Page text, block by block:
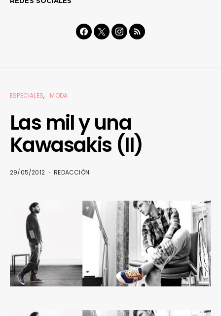
ESPECIALES MODA
Las mil y una
Kawasakis (II)
29/05/2012 REDACCIÓN